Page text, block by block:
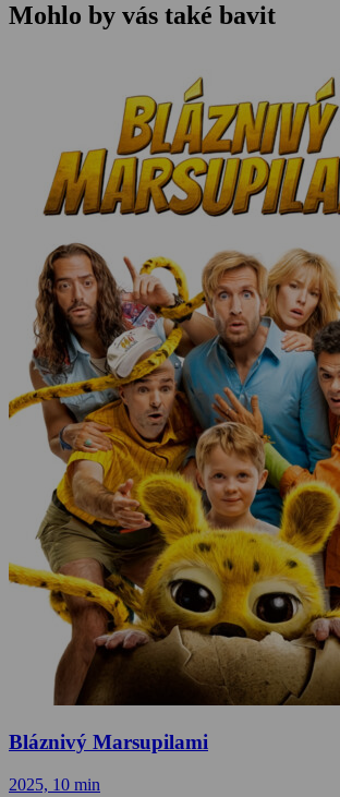
Mohlo by vás také bavit
Bláznivý Marsupilami
2025, 10 min